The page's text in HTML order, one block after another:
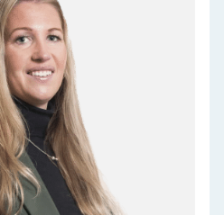
wastafel en
eerste verdieping
tuin aan het water